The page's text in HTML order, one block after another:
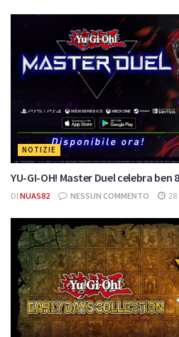
NOTIZIE
YU-GI-OH! Master Duel celebra
DI NUAS82 NESSUN COMMENTO 28